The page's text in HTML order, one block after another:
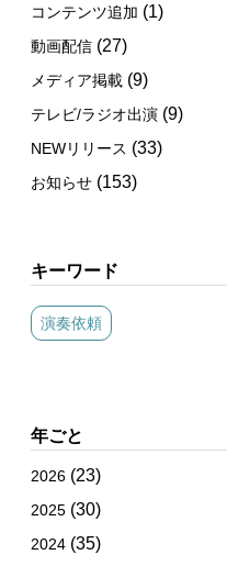
コンテンツ追加 (1)
動画配信 (27)
メディア掲載 (9)
テレビ/ラジオ出演 (9)
NEWリリース (33)
お知らせ (153)
キーワード
演奏依頼
年ごと
2026 (23)
2025 (30)
2024 (35)